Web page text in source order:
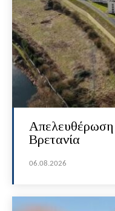
Βρετανία
06.08.2026